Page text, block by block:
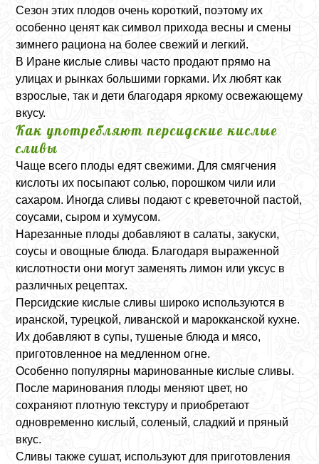
Сезон этих плодов очень короткий, поэтому их
особенно ценят как символ прихода весны и смены
зимнего рациона на более свежий и легкий.
В Иране кислые сливы часто продают прямо на
улицах и рынках большими горками. Их любят как
взрослые, так и дети благодаря яркому освежающему
вкусу.
Как употребляют персидские кислые
сливы
Чаще всего плоды едят свежими. Для смягчения
кислоты их посыпают солью, порошком чили или
сахаром. Иногда сливы подают с креветочной пастой,
соусами, сыром и хумусом.
Нарезанные плоды добавляют в салаты, закуски,
соусы и овощные блюда. Благодаря выраженной
кислотности они могут заменять лимон или уксус в
различных рецептах.
Персидские кислые сливы широко используются в
иранской, турецкой, ливанской и марокканской кухне.
Их добавляют в супы, тушеные блюда и мясо,
приготовленное на медленном огне.
Особенно популярны маринованные кислые сливы.
После маринования плоды меняют цвет, но
сохраняют плотную текстуру и приобретают
одновременно кислый, соленый, сладкий и пряный
вкус.
Сливы также сушат, используют для приготовления